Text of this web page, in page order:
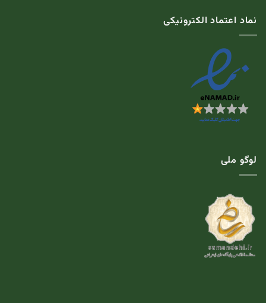
نماد اعتماد الکترونیکی
لوگو ملی